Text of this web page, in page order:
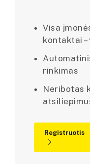
Visa
kontaktai
rinkimas
Neribotas
Registruotis